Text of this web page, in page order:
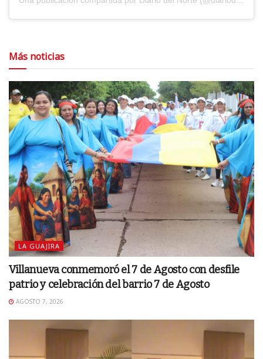
Más noticias
LA GUAJIRA
Villanueva conmemoró el 7 de Agosto con desfile
patrio y celebración del barrio 7 de Agosto
AGOSTO 7, 2026